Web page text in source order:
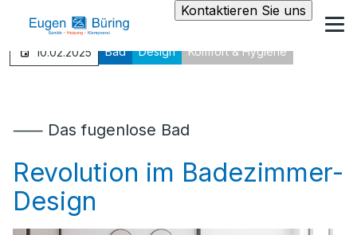
Kontaktieren Sie uns
10.02.2025 Bad Design Komfort & Hygiene
⸺ Das fugenlose Bad
Revolution im Badezimmer-
Design